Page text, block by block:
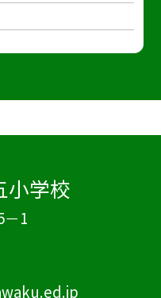
小学校
1